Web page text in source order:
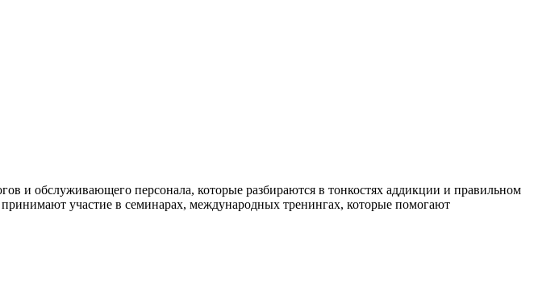
и обслуживающего персонала, которые разбираются в тонкостях аддикции и правильном
участие в семинарах, международных тренингах, которые помогают